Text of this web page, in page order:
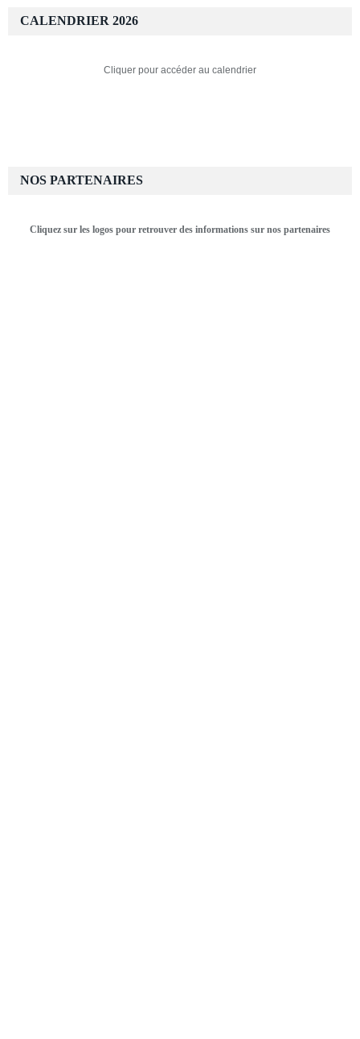
CALENDRIER 2026
Cliquer pour accéder au calendrier
NOS PARTENAIRES
Cliquez sur les logos pour retrouver des informations sur nos partenaires